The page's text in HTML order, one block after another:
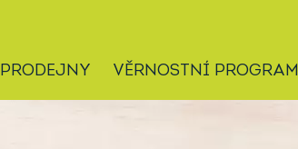
PRODEJNY VĚRNOSTNÍ PROGRAM